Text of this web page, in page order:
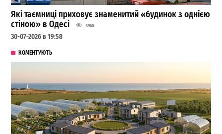
Які таємниці приховує знаменитий «будинок з однією
стіною» в Одесі
3960
30-07-2026 в 19:58
КОМЕНТУЮТЬ